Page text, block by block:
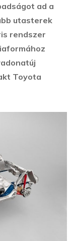
ad a
utasterek
rendszer
Toyota